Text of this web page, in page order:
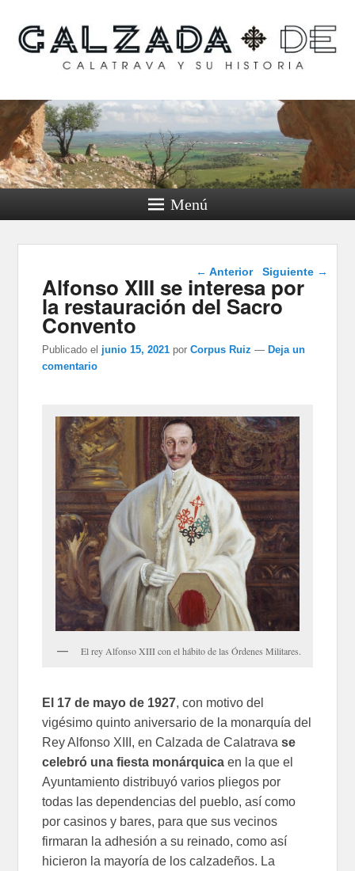
Calzada de Calatrava y
su historia
Menú
Navegación de
entradas
← Anterior Siguiente →
Alfonso XIII se interesa por
la restauración del Sacro
Convento
Publicado el junio 15, 2021 porCorpus Ruiz — Deja un
comentario
El rey Alfonso XIII con el hábito de las Órdenes Militares.
El 17 de mayo de 1927, con motivo del
vigésimo quinto aniversario de la monarquía del
Rey Alfonso XIII, en Calzada de Calatrava se
celebró una fiesta monárquica en la que el
Ayuntamiento distribuyó varios pliegos por
todas las dependencias del pueblo, así como
por casinos y bares, para que sus vecinos
firmaran la adhesión a su reinado, como así
hicieron la mayoría de los calzadeños. La